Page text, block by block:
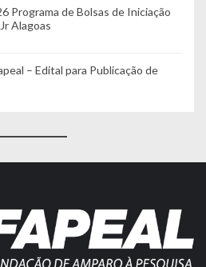
Programa de Bolsas de Iniciação
Alagoas
– Edital para Publicação de